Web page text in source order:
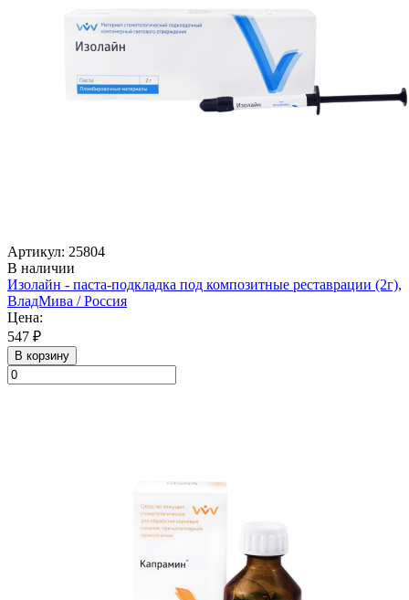
Артикул: 25804
В наличии
Изолайн - паста-подкладка под композитные реставрации (2г),
ВладМива / Россия
Цена:
547 ₽
В корзину